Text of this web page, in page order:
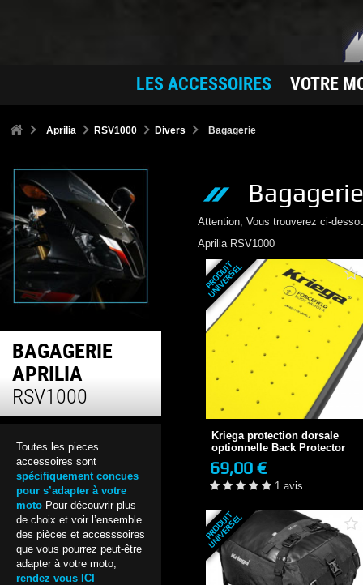
LES ACCESSOIRES VOTRE
Aprilia RSV1000 Divers Bagagerie
BAGAGERIE
APRILIA
RSV1000
Toutes les pieces
accessoires sont
spécifiquement concues
pour s’adapter à votre
moto Pour découvrir plus
de choix et voir l’ensemble
des pièces et accesssoires
que vous pourrez peut-être
adapter à votre moto,
rendez vous ICI
Bagagerie
Attention, Vous trouverez ci-
Aprilia RSV1000
P
R
O
D
U
I
T
U
N
I
V
E
R
S
E
L
Kriega protection dorsale
optionnelle Back Protector
69,00 €
Kriega protection dorsale
optionnelle Back...
69,00 €
1 avis
+ DE DÉTAILS
1 avis
P
R
O
D
U
I
T
U
N
I
V
E
R
S
E
L